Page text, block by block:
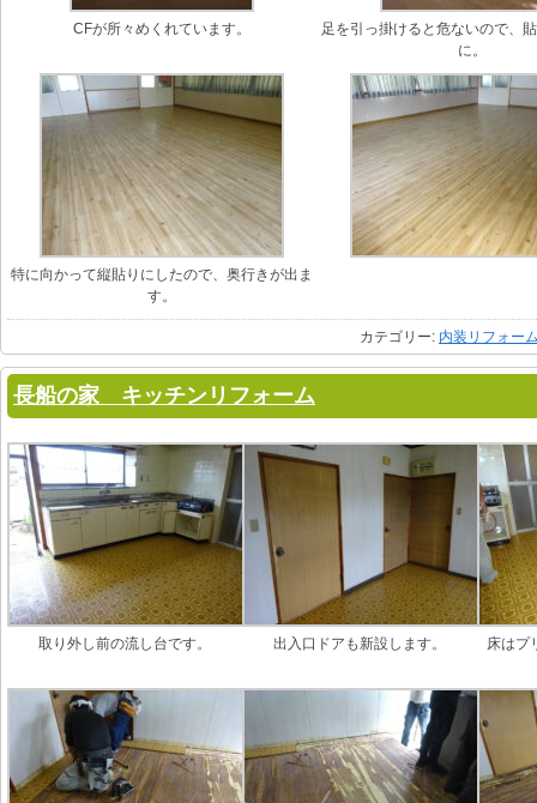
CFが所々めくれています。
足を引っ掛けると危ないので、
に。
特に向かって縦貼りにしたので、奥行きが出ま
す。
カテゴリー: 内装リフォー
長船の家 キッチンリフォーム
取り外し前の流し台です。 出入口ドアも新設します。 床はプ